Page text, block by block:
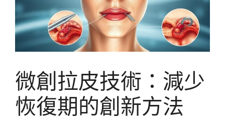
微創拉皮技術：減少
恢復期的創新方法